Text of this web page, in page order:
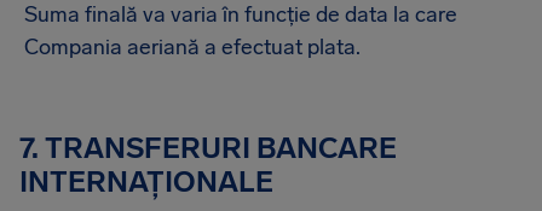
Suma finală va varia în funcție de data la care
Compania aeriană a efectuat plata.
7. TRANSFERURI BANCARE
INTERNAȚIONALE